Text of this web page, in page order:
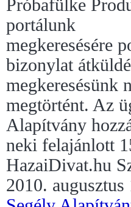
Próbafülke
portálunk
megkeresésére
bizonylat
megkeresésünk
megtörtént. Az
Alapítvány
neki felajánlott
HazaiDivat.hu
2010.